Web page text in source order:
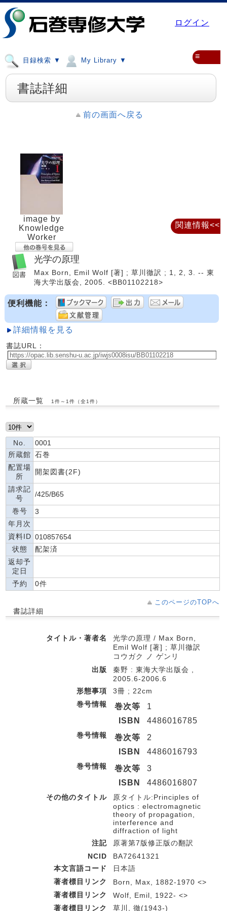
ログイン
目録検索 ▼ My Library ▼ ≡
書誌詳細
前の画面へ戻る
image by
Knowledge
Worker
光学の原理
Max Born, Emil Wolf [著] ; 草川徹訳 ; 1, 2, 3. -- 東
海大学出版会, 2005. <BB01102218>
便利機能：
詳細情報を見る
書誌URL：
所蔵一覧 1件～1件（全1件）
No.
0001
所蔵館 石巻
配置場
所
開架図書(2F)
請求記
号
/425/B65
巻号
3
年月次
資料ID 010857654
状態
配架済
返却予
定日
予約
0件
このページのTOPへ
書誌詳細
タイトル・著者名
光学の原理 / Max Born,
Emil Wolf [著] ; 草川徹訳
コウガク ノ ゲンリ
出版
秦野 : 東海大学出版会 ,
2005.6-2006.6
形態事項
3冊 ; 22cm
巻号情報
巻次等
1
ISBN
4486016785
巻号情報 巻次等
2
ISBN
4486016793
巻号情報 巻次等
3
ISBN
4486016807
その他のタイトル
原タイトル:Principles of
optics : electromagnetic
theory of propagation,
interference and
diffraction of light
注記
原著第7版修正版の翻訳
NCID
BA72641321
本文言語コード
日本語
著者標目リンク
Born, Max, 1882-1970 <>
著者標目リンク
Wolf, Emil, 1922- <>
著者標目リンク
草川, 徹(1943-)
関連情報<<